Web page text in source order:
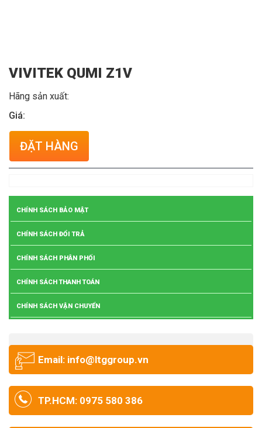
VIVITEK QUMI Z1V
Hãng sản xuất:
Giá:
ĐẶT HÀNG
CHÍNH SÁCH BẢO MẬT
CHÍNH SÁCH ĐỔI TRẢ
CHÍNH SÁCH PHÂN PHỐI
CHÍNH SÁCH THANH TOÁN
CHÍNH SÁCH VẬN CHUYỂN
Email: info@ltggroup.vn
TP.HCM: 0975 580 386